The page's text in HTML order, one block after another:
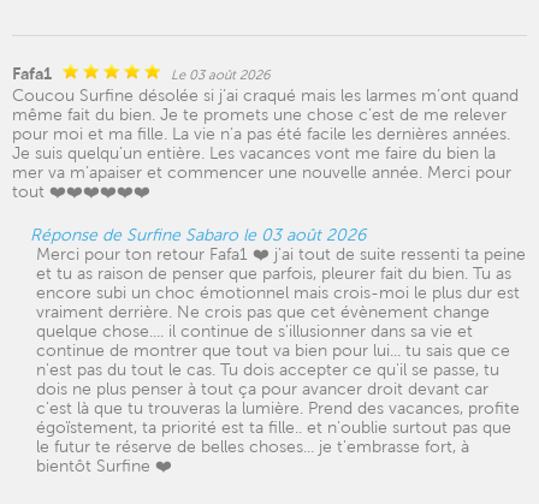
Fafa1 Le 03 août 2026
Coucou Surfine désolée si j’ai craqué mais les larmes m’ont quand
même fait du bien. Je te promets une chose c’est de me relever
pour moi et ma fille. La vie n’a pas été facile les dernières années.
Je suis quelqu’un entière. Les vacances vont me faire du bien la
mer va m’apaiser et commencer une nouvelle année. Merci pour
tout ❤️❤️❤️❤️❤️❤️
Réponse de Surfine Sabaro le 03 août 2026
Merci pour ton retour Fafa1 ❤️ j'ai tout de suite ressenti ta peine
et tu as raison de penser que parfois, pleurer fait du bien. Tu as
encore subi un choc émotionnel mais crois-moi le plus dur est
vraiment derrière. Ne crois pas que cet évènement change
quelque chose.... il continue de s'illusionner dans sa vie et
continue de montrer que tout va bien pour lui... tu sais que ce
n'est pas du tout le cas. Tu dois accepter ce qu'il se passe, tu
dois ne plus penser à tout ça pour avancer droit devant car
c'est là que tu trouveras la lumière. Prend des vacances, profite
égoïstement, ta priorité est ta fille.. et n'oublie surtout pas que
le futur te réserve de belles choses... je t'embrasse fort, à
bientôt Surfine ❤️